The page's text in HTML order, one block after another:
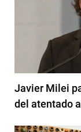
Javier Milei
del atentado